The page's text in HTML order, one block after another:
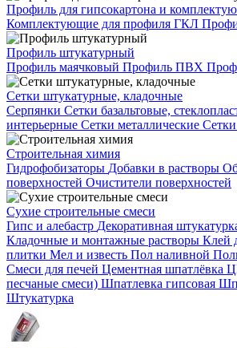
Профиль для гипсокартона и
Комплектующие для профиля ГКЛ
Профиль штукатурный
Профиль маячковый Профиль ПВХ
Сетки штукатурные, кладочные
Серпянки Сетки базальтовые,
интерьерные Сетки металлические
Строительная химия
Гидрофобизаторы Добавки в растворы
поверхностей Очистители поверхностей
Сухие строительные смеси
Гипс и алебастр Декоративная
Кладочные и монтажные растворы Клей
плитки Мел и известь Пол наливной
Смеси для печей Цементная шпатлёвка
песчаные смеси) Шпатлевка гипсовая
Штукатурка